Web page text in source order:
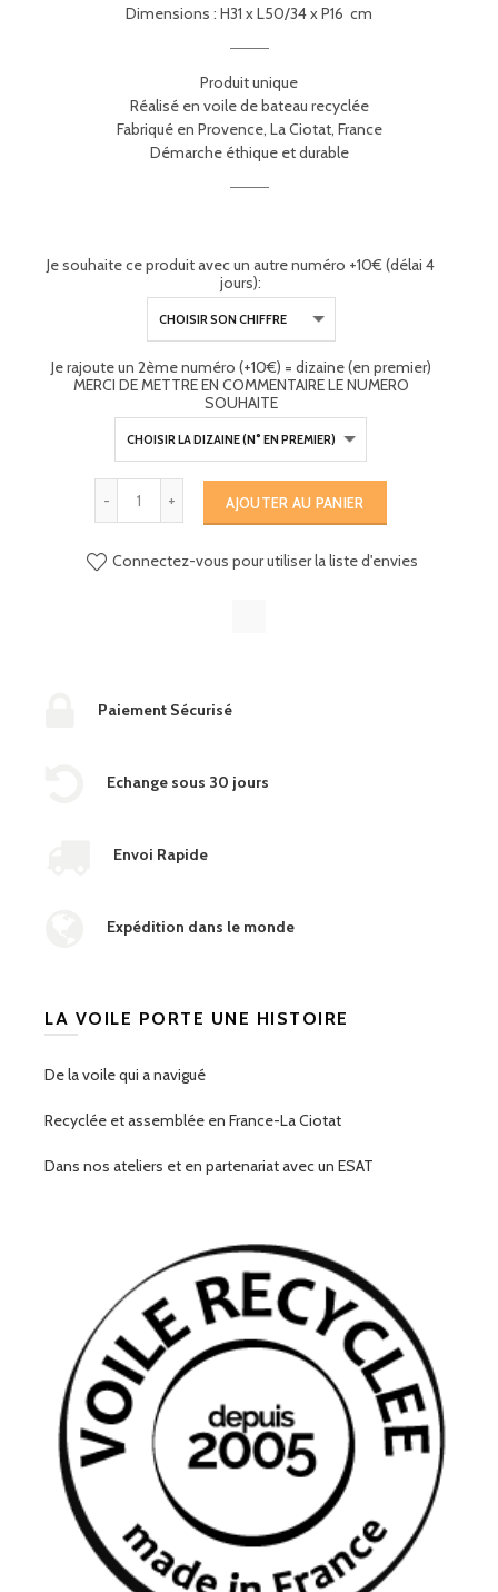
Dimensions : H31 x L50/34 x P16 cm
Produit unique
Réalisé en voile de bateau recyclée
Fabriqué en Provence, La Ciotat, France
Démarche éthique et durable
Je souhaite ce produit avec un autre numéro +10€ (délai 4
jours):
Je rajoute un 2ème numéro (+10€) = dizaine (en premier)
MERCI DE METTRE EN COMMENTAIRE LE NUMERO
SOUHAITE
AJOUTER AU PANIER
Connectez-vous pour utiliser la liste d'envies
Paiement Sécurisé
Echange sous 30 jours
Envoi Rapide
Expédition dans le monde
LA VOILE PORTE UNE HISTOIRE
De la voile qui a navigué
Recyclée et assemblée en France-La Ciotat
Dans nos ateliers et en partenariat avec un ESAT